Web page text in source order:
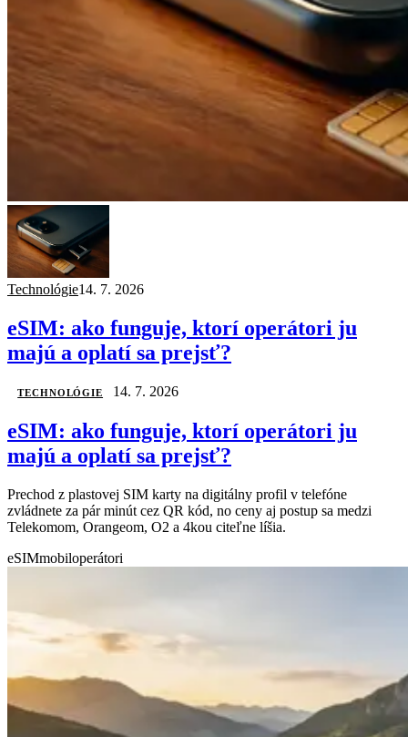
Technológie14. 7. 2026
eSIM: ako funguje, ktorí operátori ju
majú a oplatí sa prejsť?
TECHNOLÓGIE 14. 7. 2026
eSIM: ako funguje, ktorí operátori ju
majú a oplatí sa prejsť?
Prechod z plastovej SIM karty na digitálny profil v telefóne
zvládnete za pár minút cez QR kód, no ceny aj postup sa medzi
Telekomom, Orangeom, O2 a 4kou citeľne líšia.
eSIMmobiloperátori